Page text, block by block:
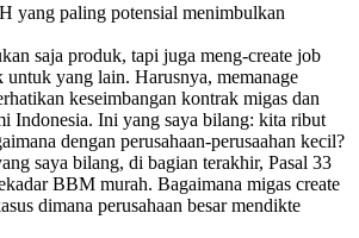
yang paling potensial menimbulkan
saja produk, tapi juga meng-create job
yang lain. Harusnya, memanage
keseimbangan kontrak migas dan
Indonesia. Ini yang saya bilang: kita ribut
dengan perusahaan-perusaahan kecil?
saya bilang, di bagian terakhir, Pasal 33
BBM murah. Bagaimana migas create
dimana perusahaan besar mendikte